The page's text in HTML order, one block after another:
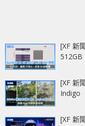
[XF 新
[XF 新
Indigo
[XF 新